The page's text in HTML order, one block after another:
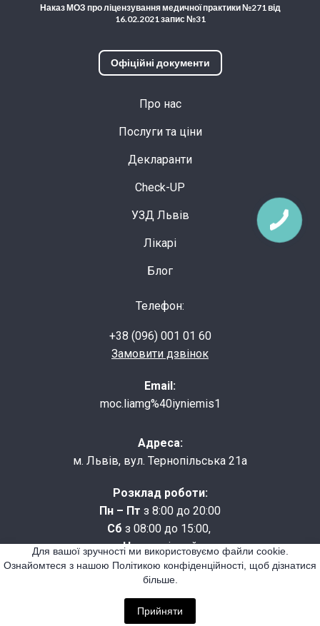
Наказ МОЗ про ліцензування медичної практики №271 від
16.02.2021 запис №31
Офіційні документи
Про нас
Послуги та ціни
Декларанти
Check-UP
УЗД Львів
Лікарі
Блог
Телефон:
+38 (096) 001 01 60
Замовити дзвінок
Email:
moc.liamg%40iyniemis1
Адреса:
м. Львів, вул. Тернопільська 21а
Розклад роботи:
Пн – Пт з 8:00 до 20:00
Сб з 08:00 до 15:00,
Нд- вихідний
Copyright © 2020 Всі права захищено
Для вашої зручності ми використовуємо файли cookie.
Ознайомтеся з нашою Політикою конфіденційності, щоб дізнатися
більше.
Прийняти